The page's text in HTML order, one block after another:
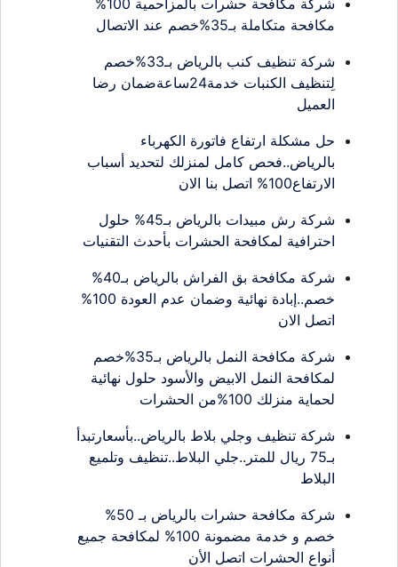
مكافحة متكاملة بـ35%خصم عند الاتصال
شركة تنظيف كنب بالرياض بـ33%خصم
لِتنظيف الكنبات خدمة24ساعةضمان رضا
العميل
حل مشكلة ارتفاع فاتورة الكهرباء
بالرياض..فحص كامل لمنزلك لتحديد أسباب
الارتفاع100% اتصل بنا الان
شركة رش مبيدات بالرياض بـ45% حلول
احترافية لمكافحة الحشرات بأحدث التقنيات
شركة مكافحة بق الفراش بالرياض بـ40%
خصم..إبادة نهائية وضمان عدم العودة 100%
اتصل الان
شركة مكافحة النمل بالرياض بـ35%خصم
لمكافحة النمل الابيض والأسود حلول نهائية
لحماية منزلك 100%من الحشرات
شركة تنظيف وجلي بلاط بالرياض..بأسعارتبدأ
بـ75 ريال للمتر..جلي البلاط..تنظيف وتلميع
البلاط
شركة مكافحة حشرات بالرياض بـ 50%
خصم و خدمة مضمونة 100% لمكافحة جميع
أنواع الحشرات اتصل الأن